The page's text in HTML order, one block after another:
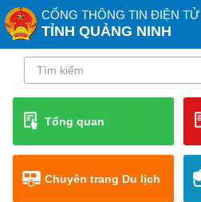
CỔNG THÔNG TIN ĐIỆN TỬ
TỈNH QUẢNG NINH
Tổng quan
Chuyên trang Du lịch